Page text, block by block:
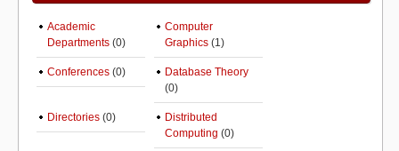
Academic
Departments (0)
Computer
Graphics (1)
Conferences (0)
Database Theory
(0)
Directories (0)
Distributed
Computing (0)